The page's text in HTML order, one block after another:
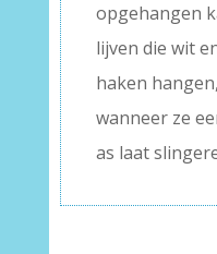
opgehangen
lijven die wit
haken
wanneer ze
as laat